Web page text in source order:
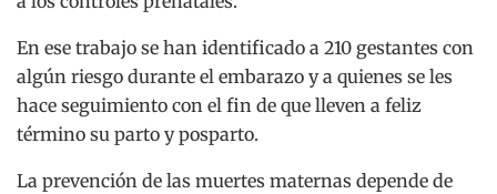
En ese trabajo se han identificado a 210 gestantes con
algún riesgo durante el embarazo y a quienes se les
hace seguimiento con el fin de que lleven a feliz
término su parto y posparto.
La prevención de las muertes maternas depende de